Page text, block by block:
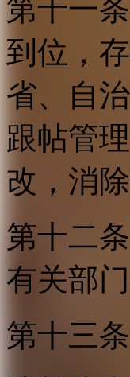
第十一
到位，
省、自
跟帖管
改，消除
第十二
有关部
第十三